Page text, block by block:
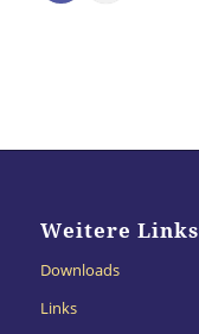
Weitere Links
Downloads
Links